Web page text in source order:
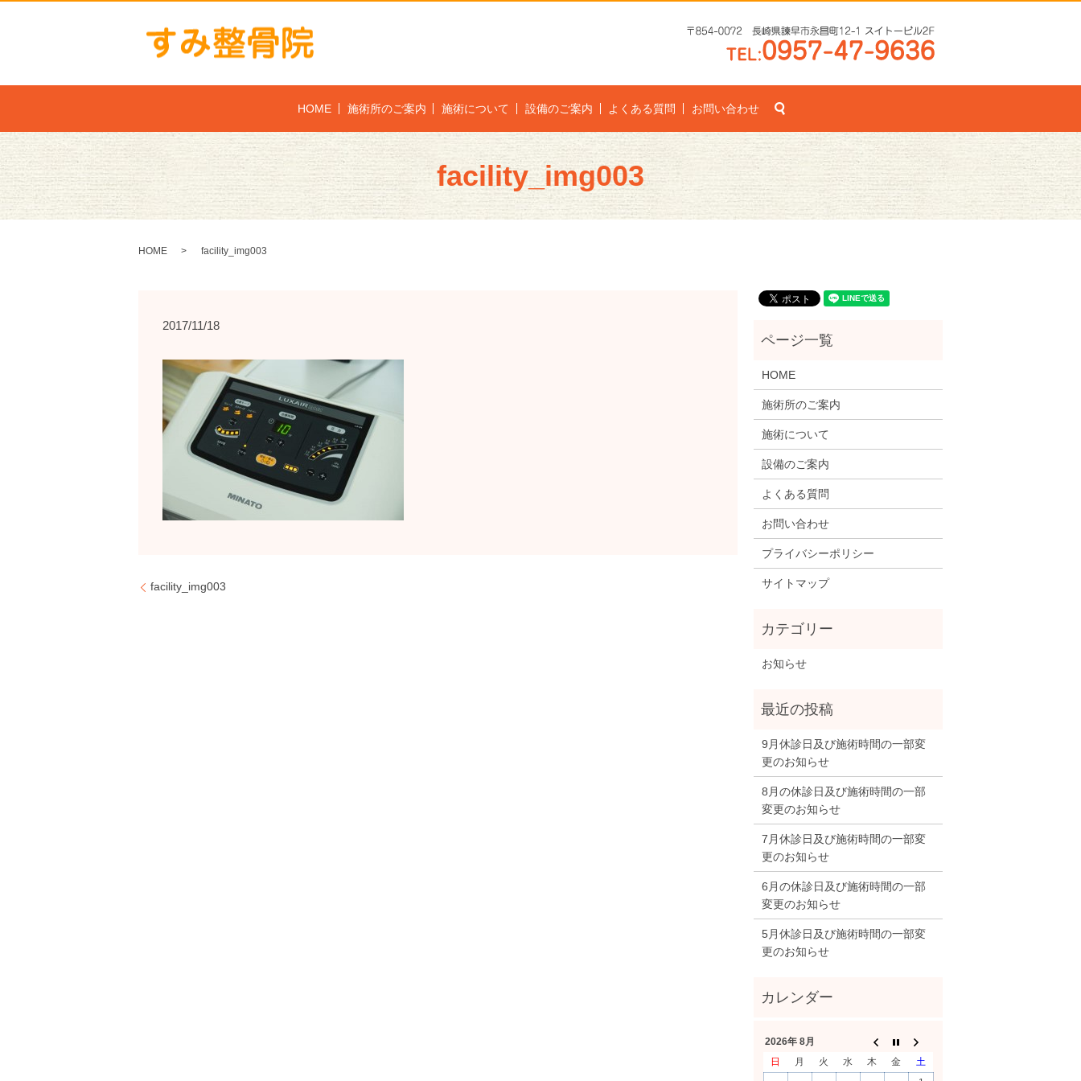
HOME 施術所のご案内 施術について 設備のご案内 よくある質問 お問い合わせ
facility_img003
HOME facility_img003
2017/11/18
facility_img003
HOME
施術所のご案内
施術について
設備のご案内
よくある質問
お問い合わせ
プライバシーポリシー
サイトマップ
お知らせ
9月休診日及び施術時間の一部変
更のお知らせ
8月の休診日及び施術時間の一部
変更のお知らせ
7月休診日及び施術時間の一部変
更のお知らせ
6月の休診日及び施術時間の一部
変更のお知らせ
5月休診日及び施術時間の一部変
更のお知らせ
2026年 8月
日
月 火 水 木 金
土